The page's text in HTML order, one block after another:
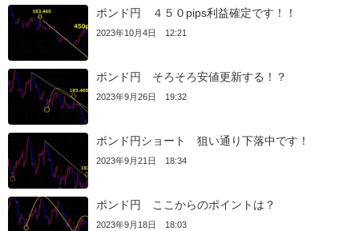
ポンド円 ４５０pips利益確定です！！
2023年10月4日 12:21
ポンド円 そろそろ安値更新する！？
2023年9月26日 19:32
ポンド円ショート 狙い通り下落中です！
2023年9月21日 18:34
ポンド円 ここからのポイントは？
2023年9月18日 18:03